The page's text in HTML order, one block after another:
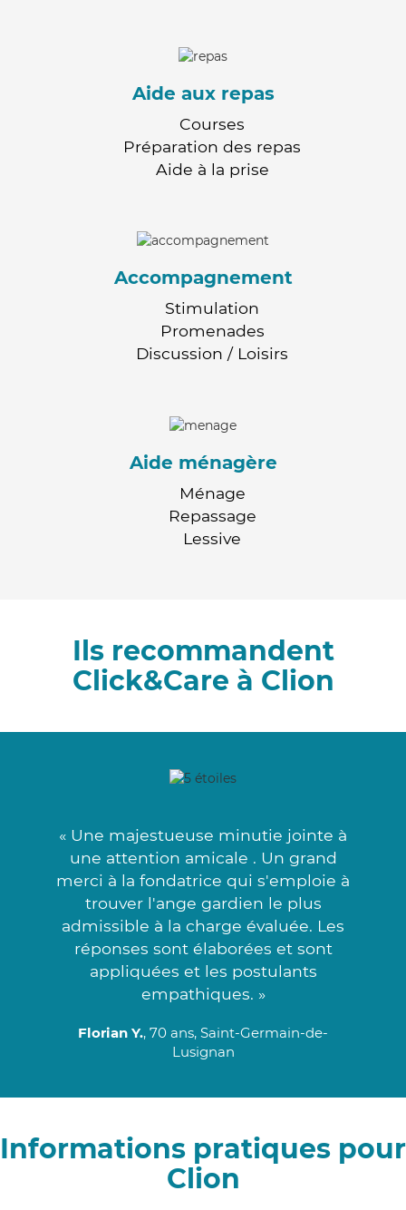
Aide aux repas
Courses
Préparation des repas
Aide à la prise
Accompagnement
Stimulation
Promenades
Discussion / Loisirs
Aide ménagère
Ménage
Repassage
Lessive
Ils recommandent
Click&Care à Clion
« Une majestueuse minutie jointe à
une attention amicale . Un grand
merci à la fondatrice qui s'emploie à
trouver l'ange gardien le plus
admissible à la charge évaluée. Les
réponses sont élaborées et sont
appliquées et les postulants
empathiques. »
Florian Y., 70 ans, Saint-Germain-de-
Lusignan
Informations pratiques pour
Clion